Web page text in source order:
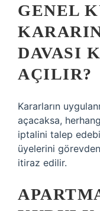
GENEL
DAVASI
AÇILIR?
Kararların
açacaksa,
iptalini talep
üyelerini
itiraz edilir.